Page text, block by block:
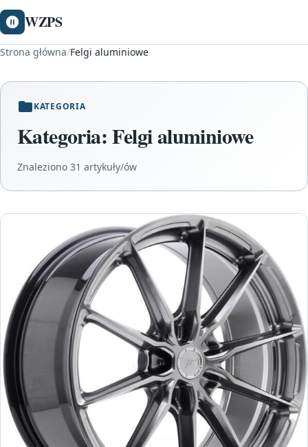
WZPS
Strona główna/Felgi aluminiowe
KATEGORIA
Kategoria:Felgi aluminiowe
Znaleziono 31 artykuły/ów